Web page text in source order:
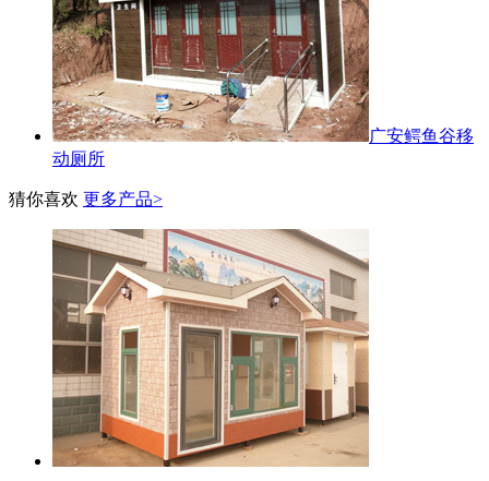
广安鳄鱼谷移
动厕所
猜你喜欢 更多产品>